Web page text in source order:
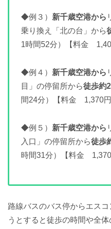
◆例３） 新千歳空港から
乗り換え「北の台」から
1時間52分）【料金
◆例４） 新千歳空港から
目」の停留所から徒歩約
間24分）【料金 1,370円
◆例５） 新千歳空港から
入口」の停留所から徒歩
時間31分）【料金 1,370
路線バスのバス停からエス
うとすると徒歩の時間や全